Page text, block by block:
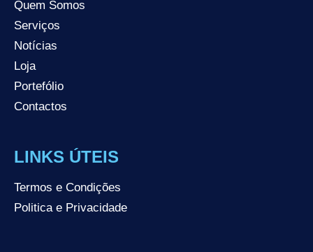
Quem Somos
Serviços
Notícias
Loja
Portefólio
Contactos
LINKS ÚTEIS
Termos e Condições
Politica e Privacidade